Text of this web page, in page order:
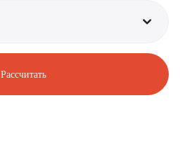
Рассчитать